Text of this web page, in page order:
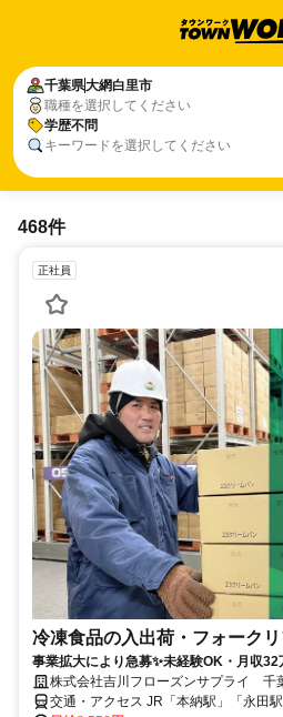
千葉県大網白里市
職種を選択してください
学歴不問
キーワードを選択してください
468件
正社員
冷凍食品の入出荷・フォーク
事業拡大により急募✨未経験OK・月収
株式会社吉川フローズンサプライ 千
交通・アクセス JR「本納駅」「永田